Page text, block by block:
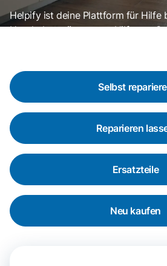
Helpify ist deine Plattform für Hilfe
Haushaltsgeräten - von Hilfe-zur-
Selbst
Reparieren
Ersatzteile
Neu kaufen